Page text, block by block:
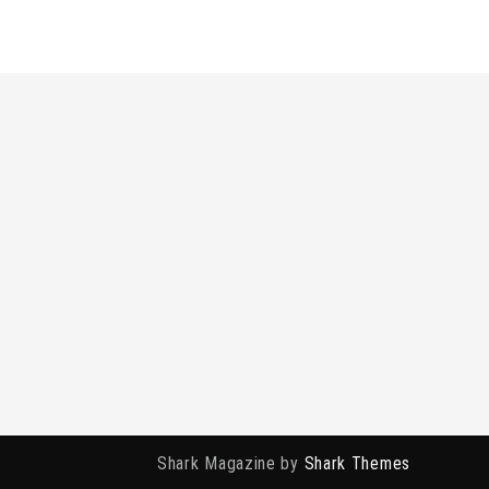
Shark Magazine by Shark Themes